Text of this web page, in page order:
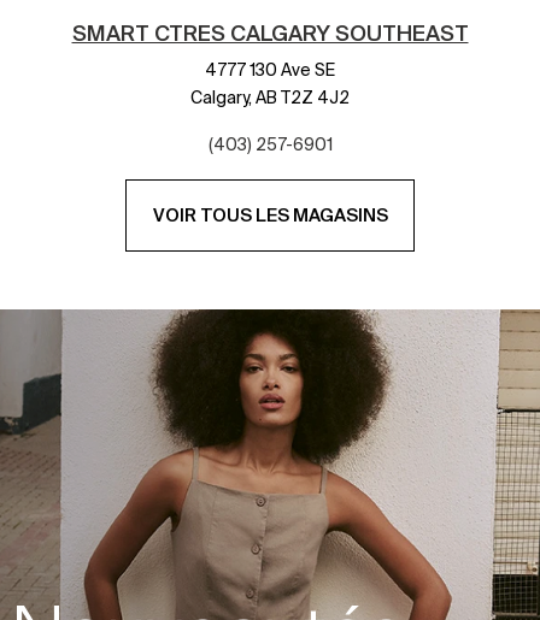
SMART CTRES CALGARY SOUTHEAST
4777 130 Ave SE
Calgary,AB T2Z 4J2
(403) 257-6901
VOIR TOUS LES MAGASINS